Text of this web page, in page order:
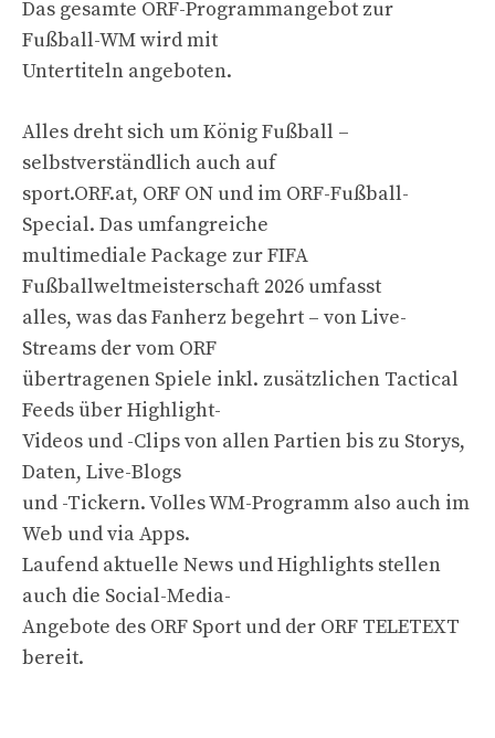
Das gesamte ORF-Programmangebot zur
Fußball-WM wird mit
Untertiteln angeboten.
Alles dreht sich um König Fußball –
selbstverständlich auch auf
sport.ORF.at, ORF ON und im ORF-Fußball-
Special. Das umfangreiche
multimediale Package zur FIFA
Fußballweltmeisterschaft 2026 umfasst
alles, was das Fanherz begehrt – von Live-
Streams der vom ORF
übertragenen Spiele inkl. zusätzlichen Tactical
Feeds über Highlight-
Videos und -Clips von allen Partien bis zu Storys,
Daten, Live-Blogs
und -Tickern. Volles WM-Programm also auch im
Web und via Apps.
Laufend aktuelle News und Highlights stellen
auch die Social-Media-
Angebote des ORF Sport und der ORF TELETEXT
bereit.